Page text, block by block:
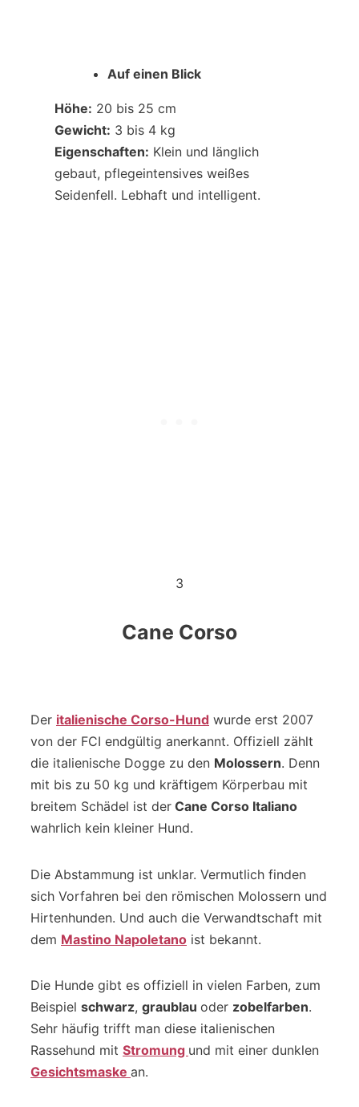
Auf einen Blick
Höhe: 20 bis 25 cm
Gewicht: 3 bis 4 kg
Eigenschaften: Klein und länglich
gebaut, pflegeintensives weißes
Seidenfell. Lebhaft und intelligent.
3
Cane Corso
Der italienische Corso-Hund wurde erst 2007
von der FCI endgültig anerkannt. Offiziell zählt
die italienische Dogge zu den Molossern. Denn
mit bis zu 50 kg und kräftigem Körperbau mit
breitem Schädel ist der Cane Corso Italiano
wahrlich kein kleiner Hund.
Die Abstammung ist unklar. Vermutlich finden
sich Vorfahren bei den römischen Molossern und
Hirtenhunden. Und auch die Verwandtschaft mit
dem Mastino Napoletano ist bekannt.
Die Hunde gibt es offiziell in vielen Farben, zum
Beispiel schwarz, graublau oder zobelfarben.
Sehr häufig trifft man diese italienischen
Rassehund mit Stromung und mit einer dunklen
Gesichtsmaske an.